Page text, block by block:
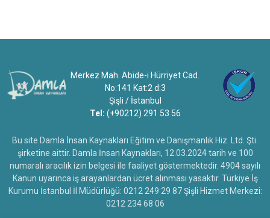
Merkez Mah. Abide-i Hürriyet Cad.
No:141 Kat:2 d:3
Şişli / İstanbul
Tel: (+90212) 291 53 56
Bu site Damla İnsan Kaynakları Eğitim ve Danışmanlık Hiz. Ltd. Şti.
şirketine aittir. Damla İnsan Kaynakları, 12.03.2024 tarih ve 100
numaralı aracılık izin belgesi ile faaliyet göstermektedir. 4904 sayılı
Kanun uyarınca iş arayanlardan ücret alınması yasaktır. Türkiye İş
Kurumu İstanbul İl Müdürlüğü: 0212 249 29 87 Şişli Hizmet Merkezi:
0212 234 68 06